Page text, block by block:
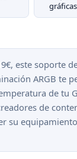
gráficas
este soporte
ARGB te
de tu
de
su